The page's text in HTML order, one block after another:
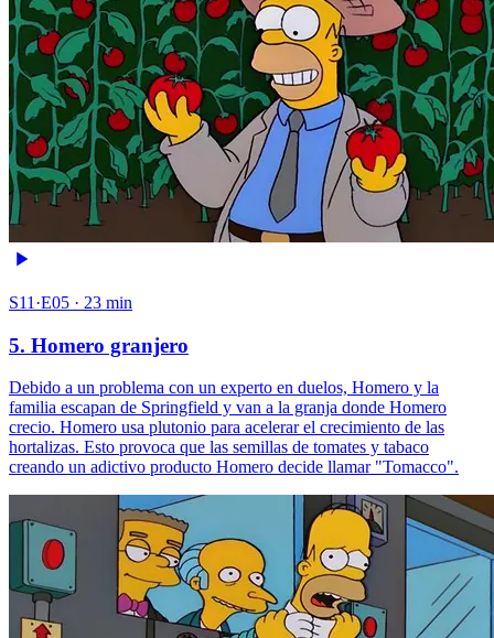
S11·E05 · 23 min
5. Homero granjero
Debido a un problema con un experto en duelos, Homero y la
familia escapan de Springfield y van a la granja donde Homero
crecio. Homero usa plutonio para acelerar el crecimiento de las
hortalizas. Esto provoca que las semillas de tomates y tabaco
creando un adictivo producto Homero decide llamar "Tomacco".